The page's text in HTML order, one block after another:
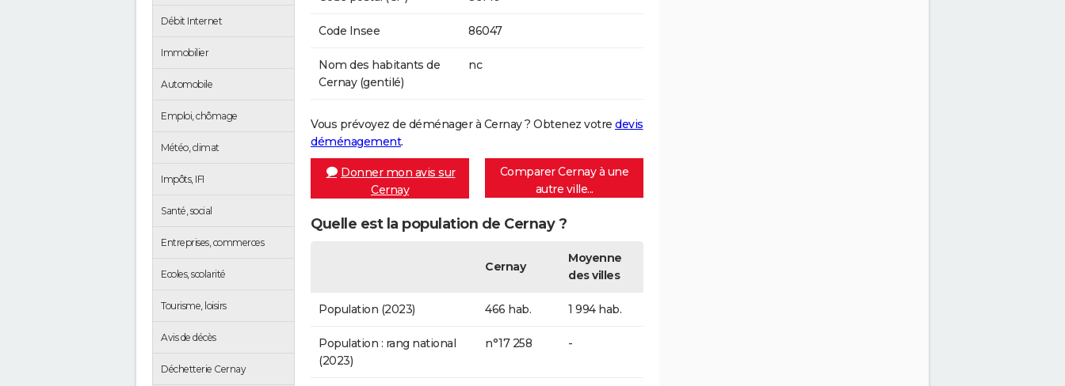
Débit Internet
Immobilier
Automobile
Emploi, chômage
Météo, climat
Impôts, IFI
Santé, social
Entreprises, commerces
Ecoles, scolarité
Tourisme, loisirs
Avis de décès
Déchetterie Cernay
Code Insee 86047
Nom des habitants de
Cernay (gentilé)
nc
Vous prévoyez de déménager à Cernay ? Obtenez votre devis
déménagement.
Donner mon avis sur
Cernay
Comparer Cernay à une
autre ville...
Quelle est la population de Cernay ?
Cernay
Moyenne
des villes
Population (2023) 466 hab. 1 994 hab.
Population : rang national
(2023)
n°17 258 -